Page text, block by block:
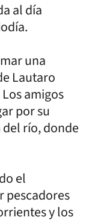
al día
una
Lautaro
amigos
por su
río, donde
el
pescadores
y los